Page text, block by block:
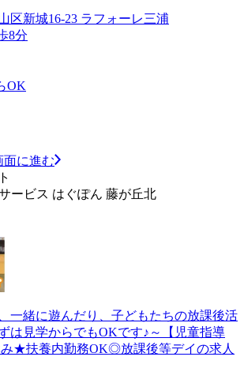
区新城16-23 ラフォーレ三浦
8分
OK
面に進む
ービス はぐぽん 藤が丘北
一緒に遊んだり、子どもたちの放課後活
は見学からでもOKです♪～【児童指導
み★扶養内勤務OK◎放課後等デイの求人